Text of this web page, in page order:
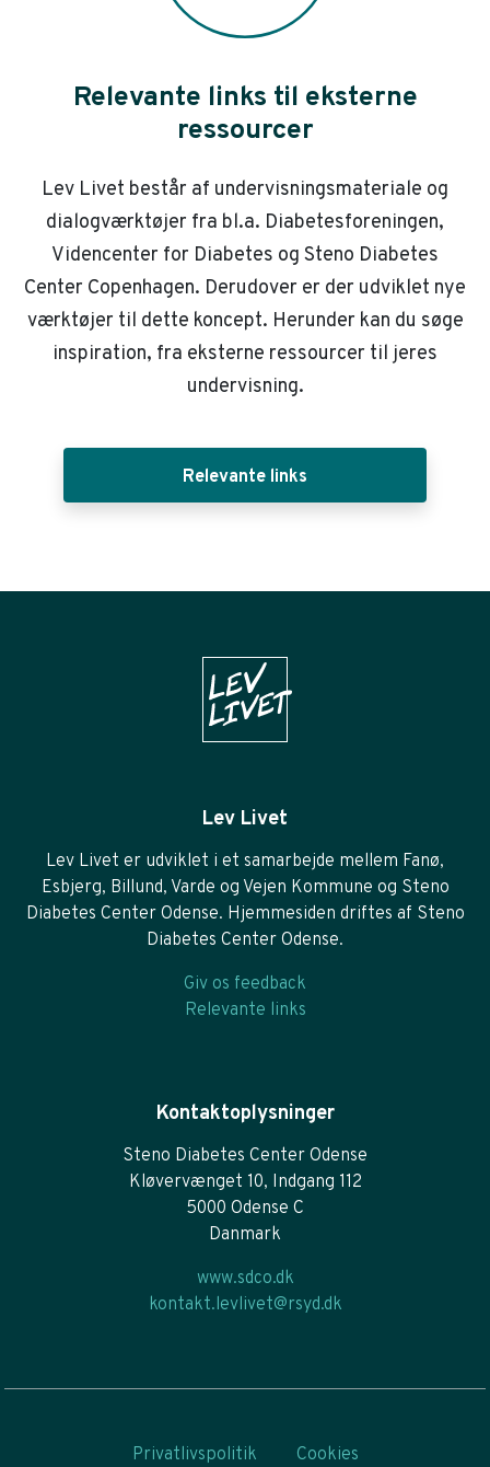
Relevante links til eksterne
ressourcer
Lev Livet består af undervisningsmateriale og
dialogværktøjer fra bl.a. Diabetesforeningen,
Videncenter for Diabetes og Steno Diabetes
Center Copenhagen. Derudover er der udviklet nye
værktøjer til dette koncept. Herunder kan du søge
inspiration, fra eksterne ressourcer til jeres
undervisning.
Relevante links
Lev Livet
Lev Livet er udviklet i et samarbejde mellem Fanø,
Esbjerg, Billund, Varde og Vejen Kommune og Steno
Diabetes Center Odense. Hjemmesiden driftes af Steno
Diabetes Center Odense.
Giv os feedback
Relevante links
Kontaktoplysninger
Steno Diabetes Center Odense
Kløvervænget 10, Indgang 112
5000 Odense C
Danmark
www.sdco.dk
kontakt.levlivet@rsyd.dk
Privatlivspolitik Cookies